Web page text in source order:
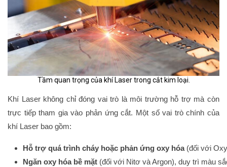
Tầm quan trọng của khí Laser trong cắt kim loại.
Khí Laser không chỉ đóng vai trò là môi trường hỗ trợ mà còn
trực tiếp tham gia vào phản ứng cắt. Một số vai trò chính của
khí Laser bao gồm:
Hỗ trợ quá trình cháy hoặc phản ứng oxy hóa (đối với
Ngăn oxy hóa bề mặt (đối với Nitơ và Argon), duy trì màu